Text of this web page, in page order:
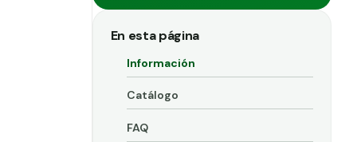
En esta página
Información
Catálogo
FAQ